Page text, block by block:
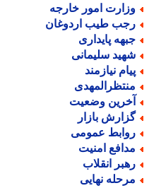
امور خارجه
طیب اردوغان
پایداری
سلیمانی
نیازمند
وضعیت
بازار
عمومی
امنیت
انقلاب
نهایی